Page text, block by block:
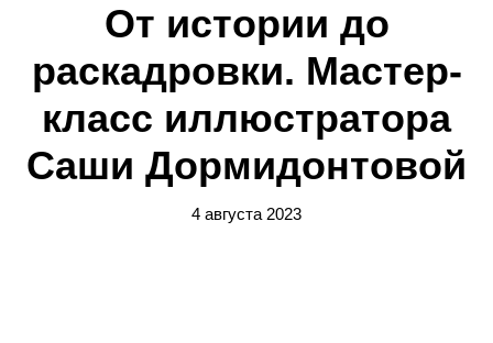
От истории до
раскадровки. Мастер-
класс иллюстратора
Саши Дормидонтовой
4 августа 2023